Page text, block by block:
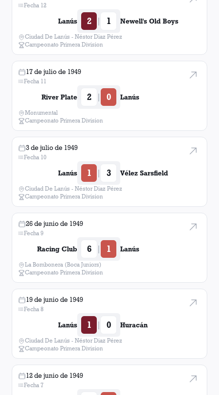
Fecha 12
Lanús 2 | 1 Newell's Old Boys
Ciudad De Lanús - Néstor Diaz Pérez
Campeonato Primera Division
17 de julio de 1949
Fecha 11
River Plate 2 | 0 Lanús
Monumental
Campeonato Primera Division
3 de julio de 1949
Fecha 10
Lanús 1 | 3 Vélez Sarsfield
Ciudad De Lanús - Néstor Diaz Pérez
Campeonato Primera Division
26 de junio de 1949
Fecha 9
Racing Club 6 | 1 Lanús
La Bombonera (Boca Juniors)
Campeonato Primera Division
19 de junio de 1949
Fecha 8
Lanús 1 | 0 Huracán
Ciudad De Lanús - Néstor Diaz Pérez
Campeonato Primera Division
12 de junio de 1949
Fecha 7